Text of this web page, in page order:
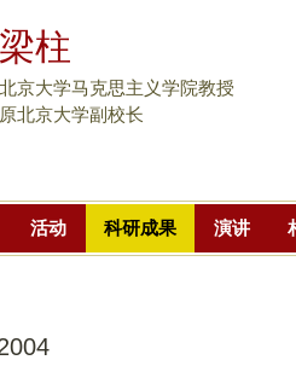
主
梁柱
北京大学马克思主义学院教授
原北京大学副校长
活动 科研成果 演讲